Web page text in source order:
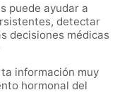
puede ayudar a
detectar
decisiones médicas
información muy
hormonal del